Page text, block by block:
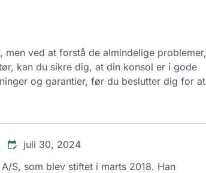
ved at forstå de almindelige problemer,
kan du sikre dig, at din konsol er i gode
og garantier, før du beslutter dig for at
juli 30, 2024
S, som blev stiftet i marts 2018. Han